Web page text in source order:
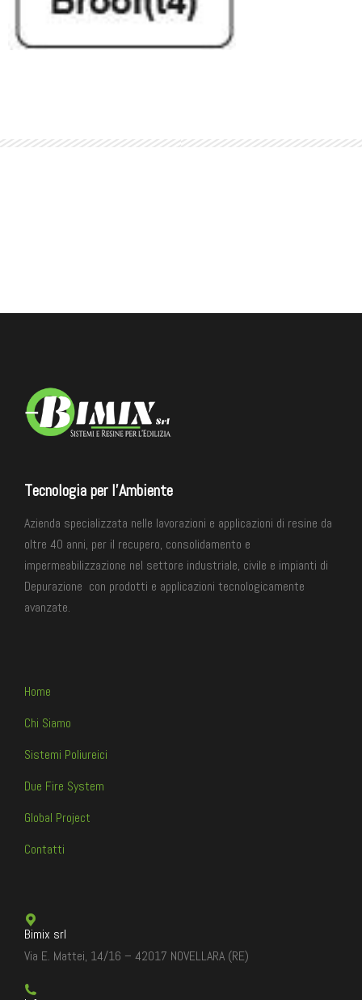
Tecnologia per l'Ambiente
Azienda specializzata nelle lavorazioni e applicazioni di resine da
oltre 40 anni, per il recupero, consolidamento e
impermeabilizzazione nel settore industriale, civile e impianti di
Depurazione con prodotti e applicazioni tecnologicamente
avanzate.
Home
Chi Siamo
Sistemi Poliureici
Due Fire System
Global Project
Contatti
Bimix srl
Via E. Mattei, 14/16 – 42017 NOVELLARA (RE)